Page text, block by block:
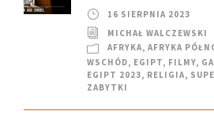
16 SIERPNIA 2023
MICHAŁ WALCZEWSKI
AFRYKA, AFRYKA
WSCHÓD, EGIPT, FILMY,
EGIPT 2023, RELIGIA,
ZABYTKI